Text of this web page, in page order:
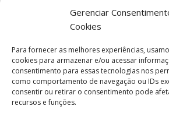
Gerenciar
Cookies
Para fornecer as melhores experiências,
cookies para armazenar e/ou acessar
consentimento para essas tecnologias nos
como comportamento de navegação ou IDs
consentir ou retirar o consentimento pode
recursos e funções.